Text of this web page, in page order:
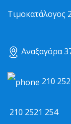
Τιμοκατάλογος
Αναξαγόρα
210
210 2521 254